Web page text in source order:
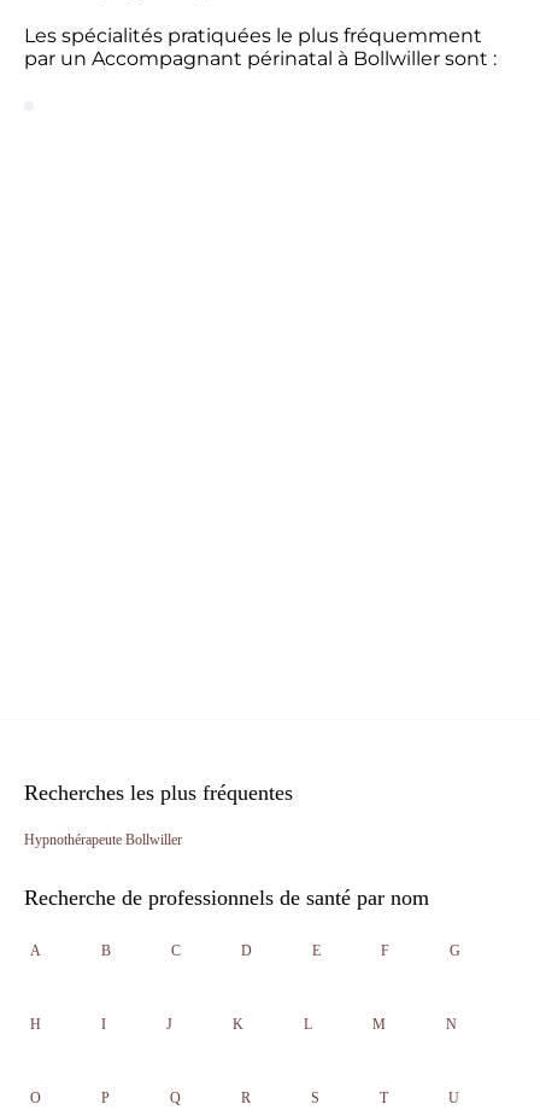
Les spécialités pratiquées le plus fréquemment
par un Accompagnant périnatal à Bollwiller sont :
Recherches les plus fréquentes
Hypnothérapeute Bollwiller
Recherche de professionnels de santé par nom
A B C D E F G
H I J K L M N
O P Q R S T U